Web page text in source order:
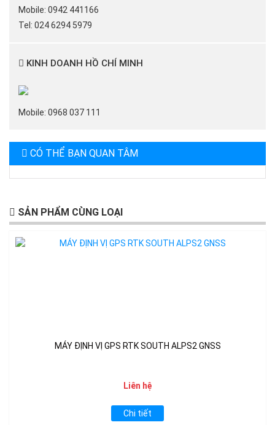
Mobile: 0942 441166
Tel: 024 6294 5979
KINH DOANH HỒ CHÍ MINH
Mobile: 0968 037 111
CÓ THỂ BẠN QUAN TÂM
SẢN PHẨM CÙNG LOẠI
MÁY ĐỊNH VỊ GPS RTK SOUTH ALPS2 GNSS
Liên hệ
Chi tiết